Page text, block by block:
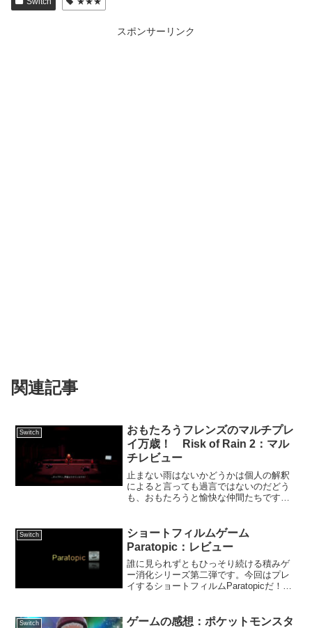
スポンサーリンク
関連記事
Switch
おもたろうフレンズのマルチプレ
イ万歳！ Risk of Rain 2：マル
チレビュー
止まない雨はないかどうかは個人の解釈
によると言っても過言ではないのだどう
も、おもたろうと愉快な仲間たちです。
ているならレビューもマルチな視点があ
った方がいいだろ！ということで、他2名
（1匹とどんぶり）にも無理やり書かせま
した！初回はたまたまタイミングの合っ
た、Risk of Rain 2です！それでは行って
みましょう！
Switch
ショートフィルムゲーム
Paratopic：レビュー
誰に見られずともひっそり続ける積みゲ
ー消化シリーズ第二弾です。今回はプレ
イするショートフィルムParatopicだ！な
Switch
ゲームの感想：ポケットモンスタ